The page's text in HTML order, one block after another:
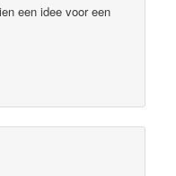
een idee voor een